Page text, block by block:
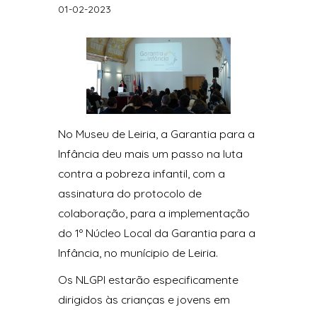
01-02-2023
No Museu de Leiria, a Garantia para a
Infância deu mais um passo na luta
contra a pobreza infantil, com a
assinatura do protocolo de
colaboração, para a implementação
do 1º Núcleo Local da Garantia para a
Infância, no munícipio de Leiria.
Os NLGPI estarão especificamente
dirigidos às crianças e jovens em